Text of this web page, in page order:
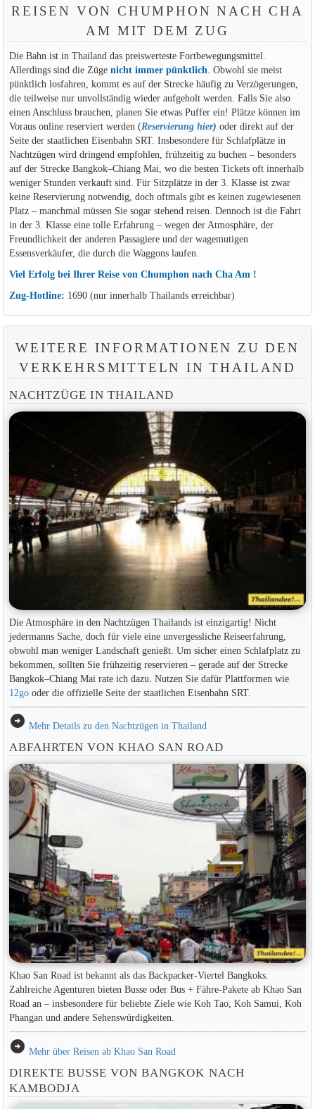
REISEN VON CHUMPHON NACH CHA
AM MIT DEM ZUG
Die Bahn ist in Thailand das preiswerteste Fortbewegungsmittel.
Allerdings sind die Züge nicht immer pünktlich. Obwohl sie meist
pünktlich losfahren, kommt es auf der Strecke häufig zu Verzögerungen,
die teilweise nur unvollständig wieder aufgeholt werden. Falls Sie also
einen Anschluss brauchen, planen Sie etwas Puffer ein! Plätze können im
Voraus online reserviert werden (Reservierung hier) oder direkt auf der
Seite der staatlichen Eisenbahn SRT. Insbesondere für Schlafplätze in
Nachtzügen wird dringend empfohlen, frühzeitig zu buchen – besonders
auf der Strecke Bangkok–Chiang Mai, wo die besten Tickets oft innerhalb
weniger Stunden verkauft sind. Für Sitzplätze in der 3. Klasse ist zwar
keine Reservierung notwendig, doch oftmals gibt es keinen zugewiesenen
Platz – manchmal müssen Sie sogar stehend reisen. Dennoch ist die Fahrt
in der 3. Klasse eine tolle Erfahrung – wegen der Atmosphäre, der
Freundlichkeit der anderen Passagiere und der wagemutigen
Essensverkäufer, die durch die Waggons laufen.
Viel Erfolg bei Ihrer Reise von Chumphon nach Cha Am !
Zug-Hotline: 1690 (nur innerhalb Thailands erreichbar)
WEITERE INFORMATIONEN ZU DEN
VERKEHRSMITTELN IN THAILAND
NACHTZÜGE IN THAILAND
Die Atmosphäre in den Nachtzügen Thailands ist einzigartig! Nicht
jedermanns Sache, doch für viele eine unvergessliche Reiseerfahrung,
obwohl man weniger Landschaft genießt. Um sicher einen Schlafplatz zu
bekommen, sollten Sie frühzeitig reservieren – gerade auf der Strecke
Bangkok–Chiang Mai rate ich dazu. Nutzen Sie dafür Plattformen wie
12gooder die offizielle Seite der staatlichen Eisenbahn SRT.
arrow_circle_right Mehr Details zu den Nachtzügen in Thailand
ABFAHRTEN VON KHAO SAN ROAD
Khao San Road ist bekannt als das Backpacker-Viertel Bangkoks.
Zahlreiche Agenturen bieten Busse oder Bus + Fähre-Pakete ab Khao San
Road an – insbesondere für beliebte Ziele wie Koh Tao, Koh Samui, Koh
Phangan und andere Sehenswürdigkeiten.
arrow_circle_right Mehr über Reisen ab Khao San Road
DIREKTE BUSSE VON BANGKOK NACH
KAMBODJA